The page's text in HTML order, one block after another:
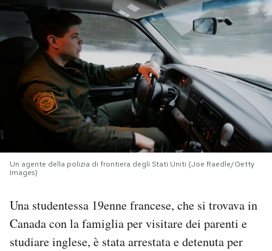
NEWSLETTER
I MIEI PREFERITI
SHOP
CALENDARIO
AREA PERSONALE
Newsletter
Notifiche mobile
Regala il Post
Un agente della polizia di frontiera degli Stati Uniti (Joe Raedle/Getty
Images)
Una studentessa 19enne francese, che si trovava in
Canada con la famiglia per visitare dei parenti e
studiare inglese, è stata arrestata e detenuta per